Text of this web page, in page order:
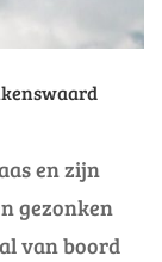
en zijn
gezonken
van boord